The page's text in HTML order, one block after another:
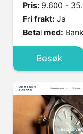
Pris: 9.600 -
Fri frakt: Ja
Betal med:
Besøk